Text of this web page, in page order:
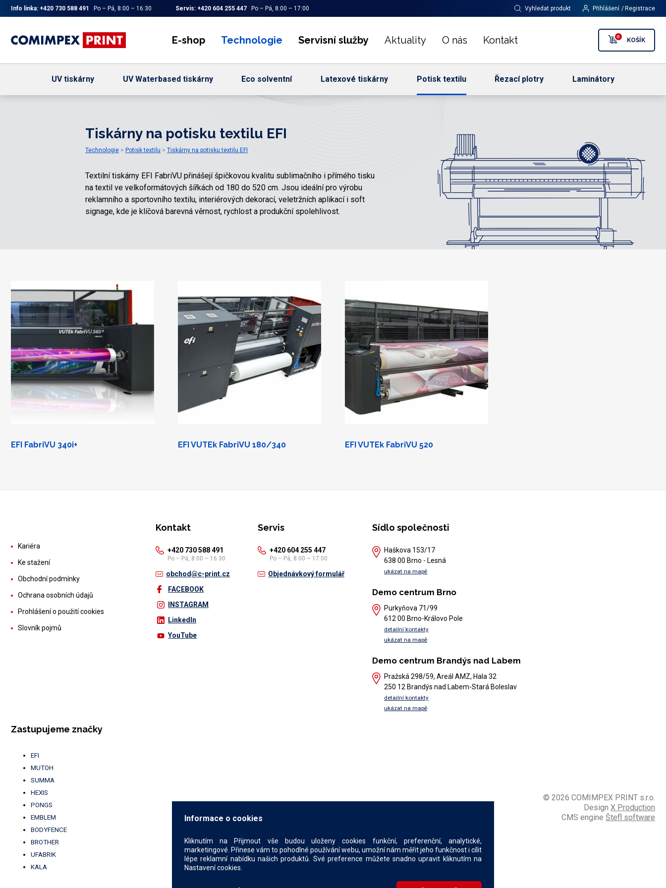
Info linka: +420 730 588 491 Po – Pá, 8:00 – 16:30 Servis: +420 604 255 447 Po – Pá, 8:00 – 17:00 Vyhledat produkt Přihlášení Registrace
E-shop Technologie Servisní služby Aktuality O nás Kontakt 0 KOŠÍK
UV tiskárny UV Waterbased tiskárny Eco solventní Latexové tiskárny Potisk textilu Řezací plotry Laminátory
Tiskárny na potisku textilu EFI
Technologie Potisk textilu Tiskárny na potisku textilu EFI
Textilní tiskárny EFI FabriVU přinášejí špičkovou kvalitu sublimačního i přímého tisku
na textil ve velkoformátových šířkách od 180 do 520 cm. Jsou ideální pro výrobu
reklamního a sportovního textilu, interiérových dekorací, veletržních aplikací i soft
signage, kde je klíčová barevná věrnost, rychlost a produkční spolehlivost.
EFI FabriVU 340i+ EFI VUTEk FabriVU 180/340 EFI VUTEk FabriVU 520
Kariéra
Ke stažení
Obchodní podmínky
Ochrana osobních údajů
Prohlášení o použití cookies
Slovník pojmů
Kontakt
+420 730 588 491
Po – Pá, 8:00 – 16:30
obchod@c-print.cz
FACEBOOK
INSTAGRAM
LinkedIn
YouTube
Servis
+420 604 255 447
Po – Pá, 8:00 – 17:00
Objednávkový formulář
Sídlo společnosti
Haškova 153/17
638 00 Brno - Lesná
ukázat na mapě
Demo centrum Brno
Purkyňova 71/99
612 00 Brno-Královo Pole
detailní kontakty
ukázat na mapě
Demo centrum Brandýs nad Labem
Pražská 298/59, Areál AMZ, Hala 32
250 12 Brandýs nad Labem-Stará Boleslav
detailní kontakty
ukázat na mapě
Zastupujeme značky
EFI
MUTOH
SUMMA
HEXIS
PONGS
EMBLEM
BODYFENCE
BROTHER
UFABRIK
KALA
© 2026 COMIMPEX PRINT s.r.o.
Design X Production
CMS engine Štefl software
Informace o cookies
Kliknutím na Přijmout vše budou uloženy cookies funkční, preferenční, analytické,
marketingové. Přinese vám to pohodlné používání webu, umožní nám měřit jeho funkčnost i cílit
lépe reklamní nabídku našich produktů. Své preference můžete snadno upravit kliknutím na
Nastavení cookies.